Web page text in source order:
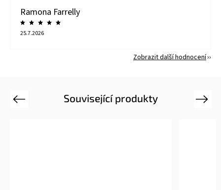
Ramona Farrelly
25.7.2026
Zobrazit další hodnocení
Související produkty
Previous Next